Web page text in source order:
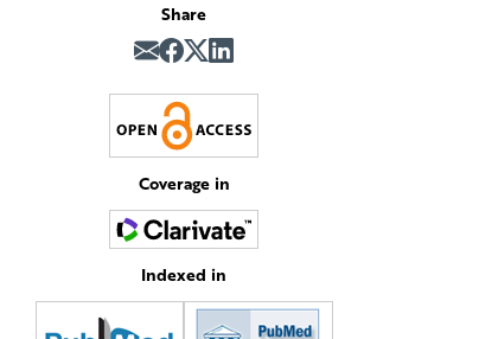
Share
Coverage in
Indexed in